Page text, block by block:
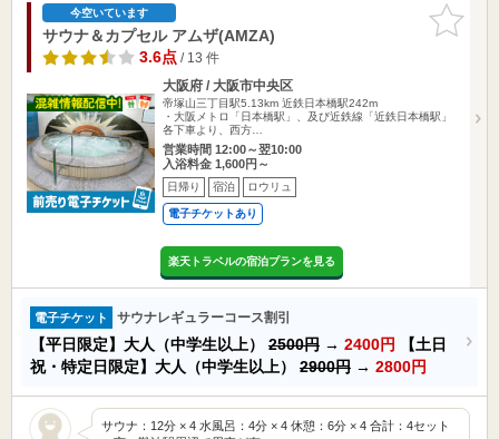
お気に入
りに追加
今空いています
サウナ＆カプセル アムザ(AMZA)
3.6点/ 13 件
大阪府 / 大阪市中央区
帝塚山三丁目駅5.13km 近鉄日本橋駅242m
・大阪メトロ「日本橋駅」、及び近鉄線「近鉄日本橋駅」
各下車より、西方…
営業時間 12:00～翌10:00
入浴料金 1,600円～
日帰り 宿泊 ロウリュ
電子チケットあり
楽天トラベルの宿泊プランを見る
電子チケット サウナレギュラーコース割引
【平日限定】大人（中学生以上） 2500円 → 2400円
【土日
祝・特定日限定】大人（中学生以上） 2900円 → 2800円
サウナ：12分 × 4 水風呂：4分 × 4 休憩：6分 × 4 合計：4セット